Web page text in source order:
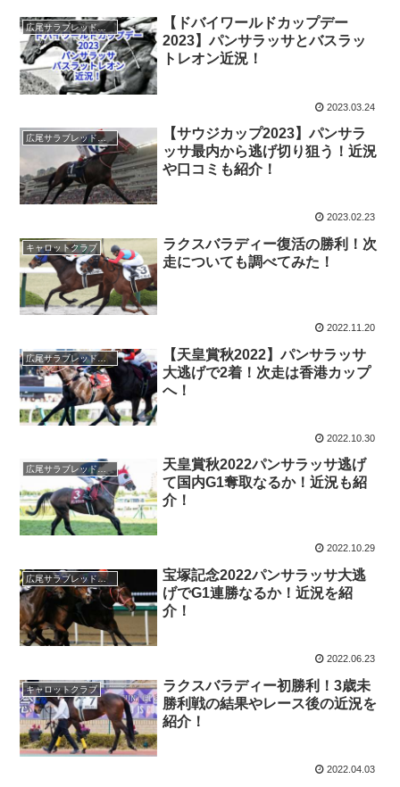
広尾サラブレッド倶楽部
【ドバイワールドカップデー
2023】パンサラッサとバスラッ
トレオン近況！
2023.03.24
広尾サラブレッド倶楽部
【サウジカップ2023】パンサラ
ッサ最内から逃げ切り狙う！近況
や口コミも紹介！
2023.02.23
キャロットクラブ
ラクスバラディー復活の勝利！次
走についても調べてみた！
2022.11.20
広尾サラブレッド倶楽部
【天皇賞秋2022】パンサラッサ
大逃げで2着！次走は香港カップ
へ！
2022.10.30
広尾サラブレッド倶楽部
天皇賞秋2022パンサラッサ逃げ
て国内G1奪取なるか！近況も紹
介！
2022.10.29
広尾サラブレッド倶楽部
宝塚記念2022パンサラッサ大逃
げでG1連勝なるか！近況を紹
介！
2022.06.23
キャロットクラブ
ラクスバラディー初勝利！3歳未
勝利戦の結果やレース後の近況を
紹介！
2022.04.03